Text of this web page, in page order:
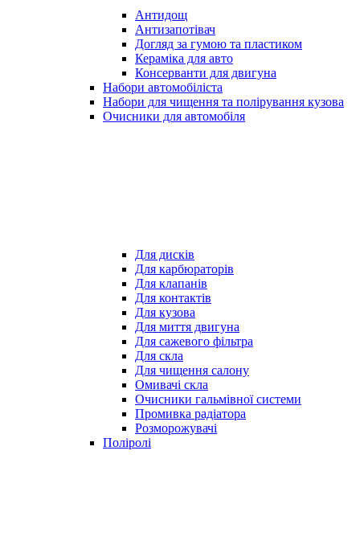
Антидощ
Антизапотівач
Догляд за гумою та пластиком
Кераміка для авто
Консерванти для двигуна
Набори автомобіліста
Набори для чищення та полірування кузова
Очисники для автомобіля
Для дисків
Для карбюраторів
Для клапанів
Для контактів
Для кузова
Для миття двигуна
Для сажевого фільтра
Для скла
Для чищення салону
Омивачі скла
Очисники гальмівної системи
Промивка радіатора
Розморожувачі
Поліролі